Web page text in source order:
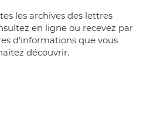
les archives des lettres
en ligne ou recevez par
d’informations que vous
découvrir.